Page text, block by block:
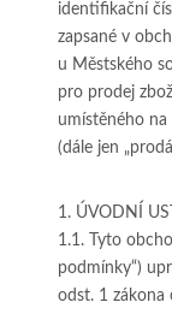
identifikační
zapsané v
u Městského
pro prodej
umístěného na
(dále jen
1. ÚVODNÍ
1.1. Tyto
podmínky“)
odst. 1 zákona